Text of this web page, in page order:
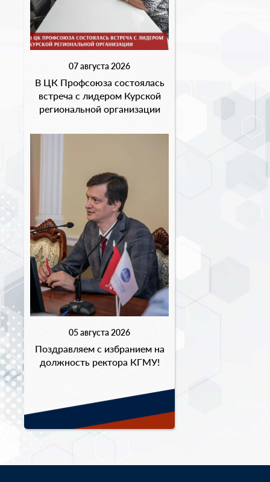
07 августа 2026
В ЦК Профсоюза состоялась
встреча с лидером Курской
региональной организации
05 августа 2026
Поздравляем с избранием на
должность ректора КГМУ!